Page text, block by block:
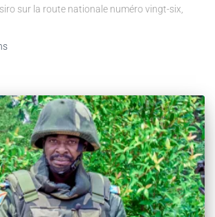
sur la route nationale numéro vingt-six,